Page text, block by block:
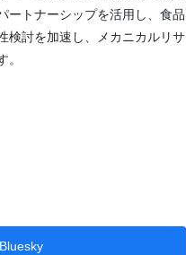
ートナーシップを活用し、食品
検討を加速し、メカニカルリサ
Bluesky